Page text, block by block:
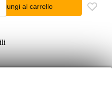
al carrello